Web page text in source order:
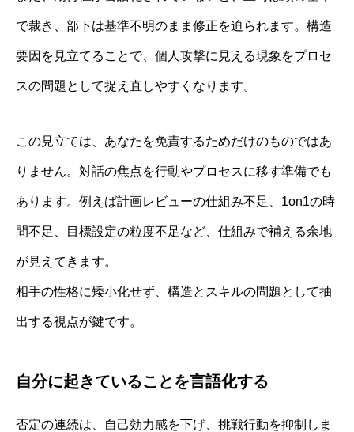
で裁き、部下は基準不明のまま修正を迫られます。構造
要因を見立てることで、個人攻撃に見える現象をプロセ
スの問題として捉え直しやすくなります。
この見立ては、あなたを免責するためだけのものではあ
りません。対話の焦点を行動やプロセスに移す準備でも
あります。例えば計画レビューの仕組み不足、1on1の時
間不足、目標設定の粒度不足など、仕組みで補える余地
が見えてきます。
相手の性格に矮小化せず、構造とスキルの問題として抽
出する視点が鍵です。
自分に起きていることを言語化する
否定の連続は、自己効力感を下げ、挑戦行動を抑制しま